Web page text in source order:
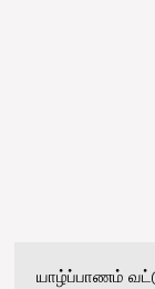
யாழ்ப்பாணம்